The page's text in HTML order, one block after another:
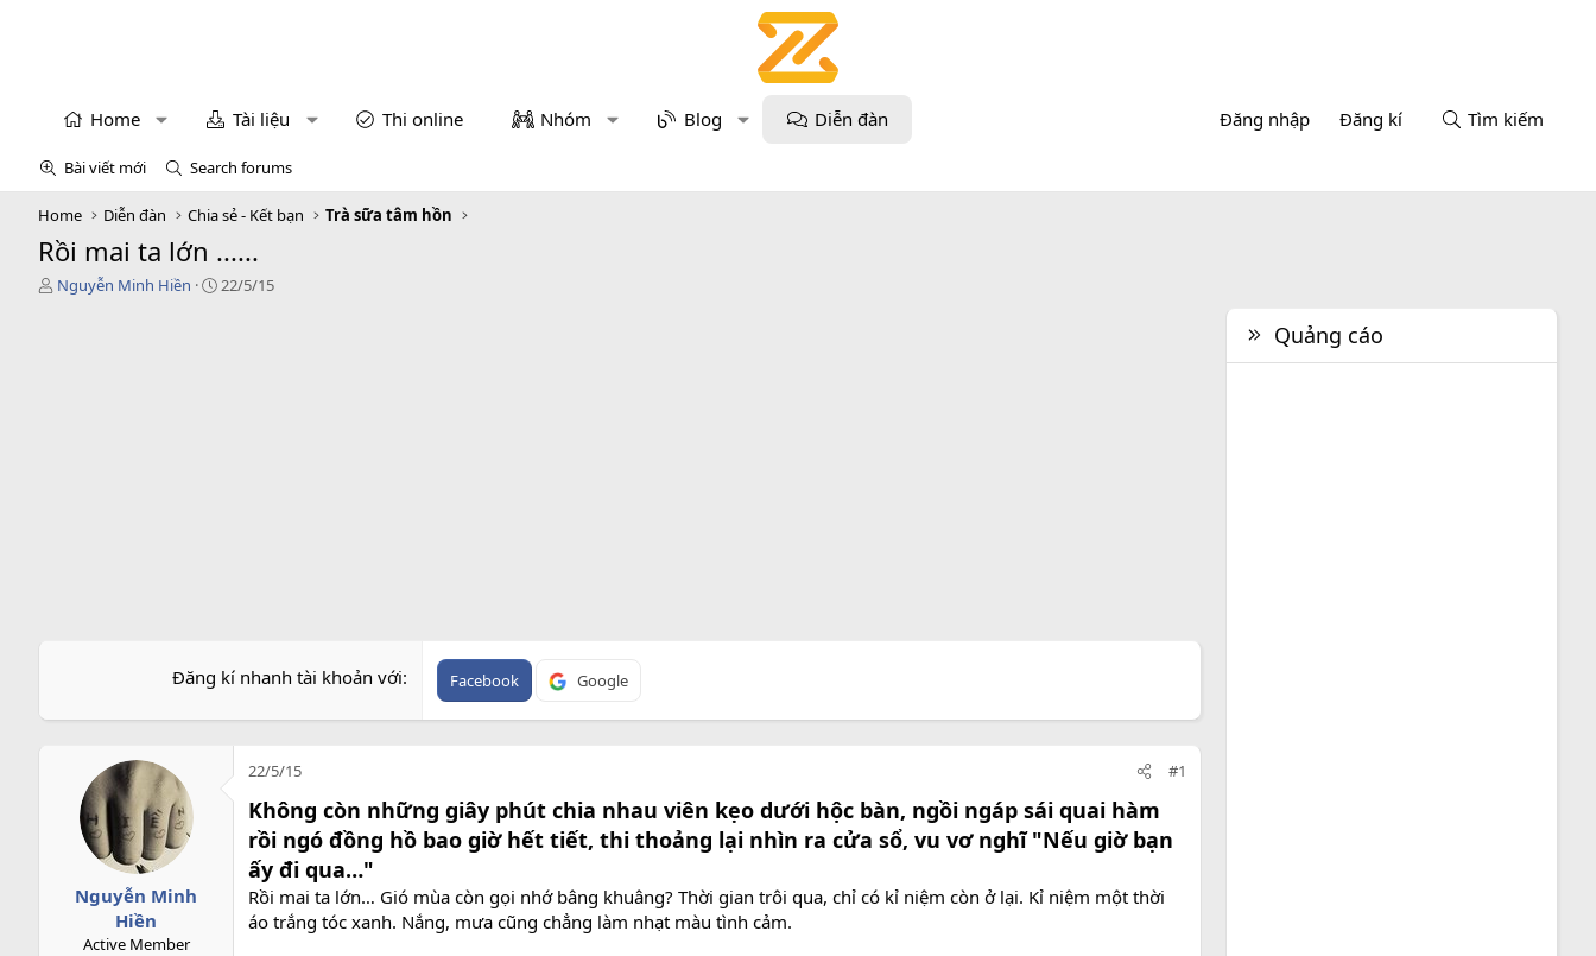
Home Tài liệu Thi online Nhóm Blog Diễn đàn Đăng nhập Đăng kí Tìm kiếm
Bài viết mới Search forums
Home Diễn đàn Chia sẻ - Kết bạn Trà sữa tâm hồn
Rồi mai ta lớn ......
T
Nguyễn Minh Hiền
N
22/5/15
Đăng kí nhanh tài khoản với Facebook Google
Nguyễn Minh
Hiền
Active Member
22/5/15 #1
Không còn những giây phút chia nhau viên kẹo dưới hộc bàn, ngồi ngáp sái quai hàm
rồi ngó đồng hồ bao giờ hết tiết, thi thoảng lại nhìn ra cửa sổ, vu vơ nghĩ "Nếu giờ bạn
ấy đi qua…"
Rồi mai ta lớn… Gió mùa còn gọi nhớ bâng khuâng? Thời gian trôi qua, chỉ có kỉ niệm còn ở lại. Kỉ niệm một thời
áo trắng tóc xanh. Nắng, mưa cũng chẳng làm nhạt màu tình cảm.
Quảng cáo